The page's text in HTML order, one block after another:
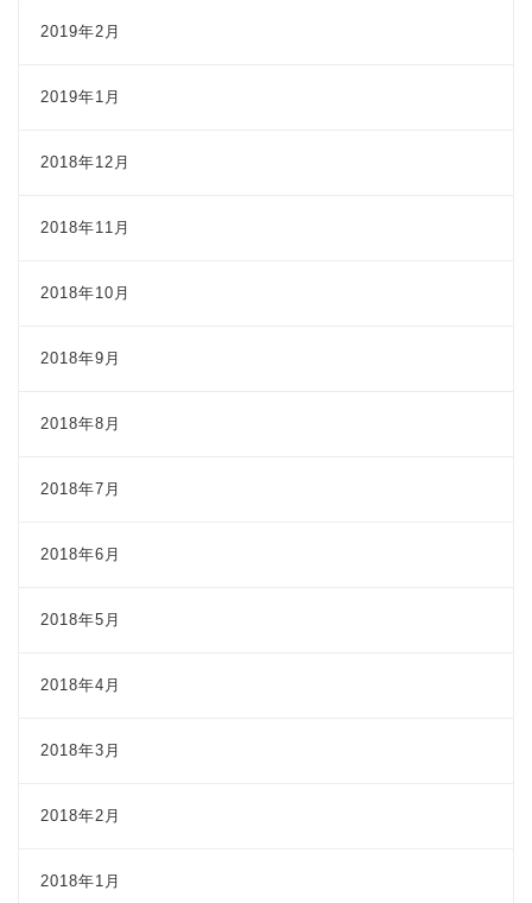
2019年2月
2019年1月
2018年12月
2018年11月
2018年10月
2018年9月
2018年8月
2018年7月
2018年6月
2018年5月
2018年4月
2018年3月
2018年2月
2018年1月